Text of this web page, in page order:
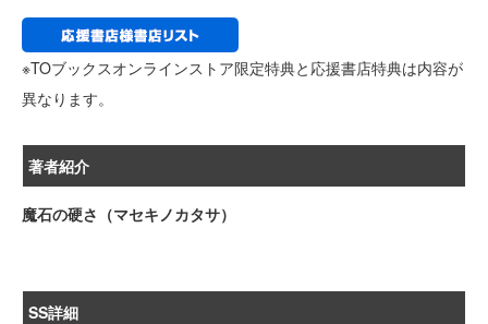
※TOブックスオンラインストア限定特典と応援書店特典は内容が
異なります。
著者紹介
魔石の硬さ（マセキノカタサ）
SS詳細